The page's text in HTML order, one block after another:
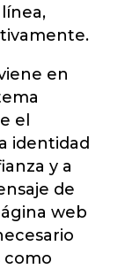
en
el
identidad
y a
de
web
como